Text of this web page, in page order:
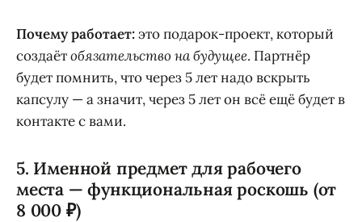
Почему работает:это подарок-проект, который
создаётобязательство на будущее. Партнёр
будет помнить, что через 5 лет надо вскрыть
капсулу — а значит, через 5 лет он всё ещё будет в
контакте с вами.
5. Именной предмет для рабочего
места — функциональная роскошь (от
8 000 ₽)